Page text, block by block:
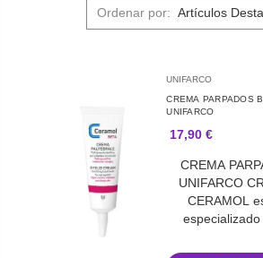
Ordenar por:
UNIFARCO
CREMA PARPADOS
UNIFARCO
17,90 €
CREMA
UNIFARCO
CERAMOL